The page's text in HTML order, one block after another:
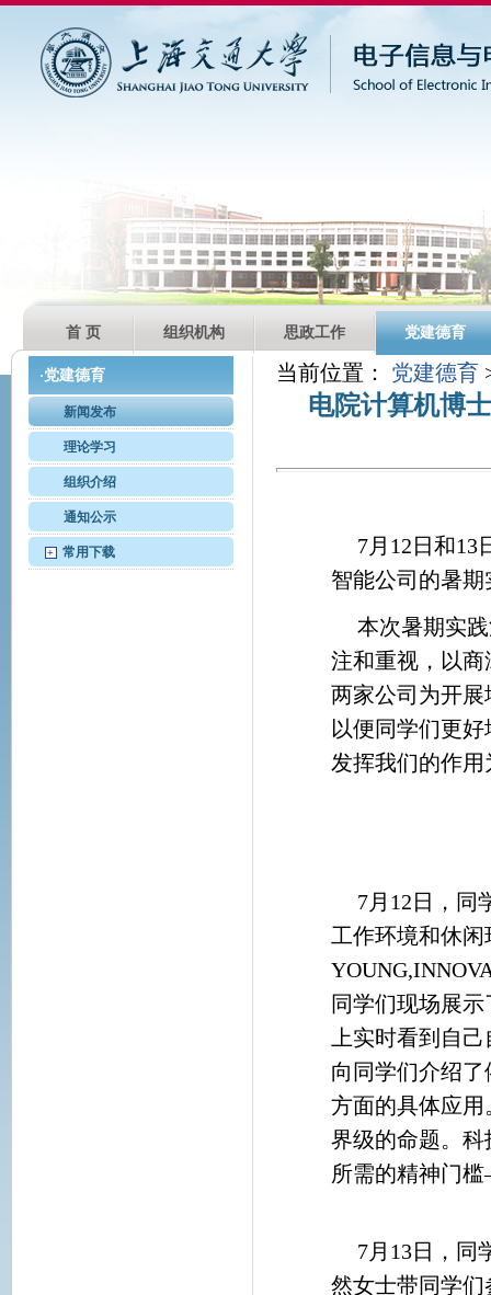
首 页 组织机构 思政工作 党建德育
·党建德育
新闻发布
理论学习
组织介绍
通知公示
+ 常用下载
当前位置： 党建德育
电院计算机博
7月12日和13
智能公司的暑
本次暑期实
注和重视，以
两家公司为开
以便同学们更
发挥我们的作
7月12日，同
工作环境和休
同学们现场展
上实时看到自
向同学们介绍
方面的具体应
界级的命题。
所需的精神门
7月13日，同
然女士带同学